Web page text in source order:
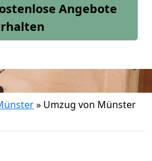
Angebote
» Umzug von Münster